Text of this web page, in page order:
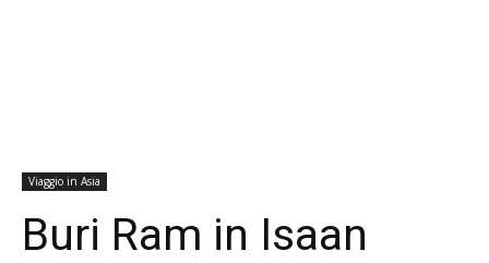
Viaggio in Asia
Buri Ram in Isaan